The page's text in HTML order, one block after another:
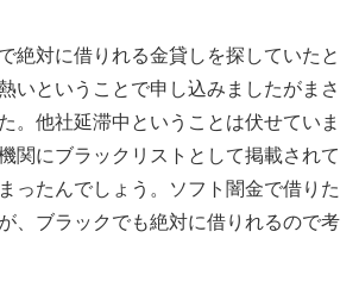
絶対に借りれる金貸しを探していたと
いということで申し込みましたがまさ
。他社延滞中ということは伏せていま
関にブラックリストとして掲載されて
ったんでしょう。ソフト闇金で借りた
、ブラックでも絶対に借りれるので考